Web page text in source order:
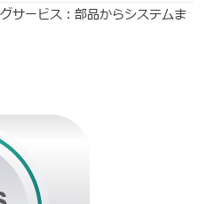
サービス：部品からシステムま